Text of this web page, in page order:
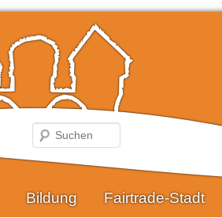
Bildung Fairtrade-Stadt